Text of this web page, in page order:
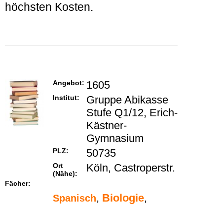
höchsten Kosten.
Angebot: 1605
Institut:
Gruppe Abikasse
Stufe Q1/12, Erich-
Kästner-
Gymnasium
PLZ: 50735
Ort
(Nähe):
Köln, Castroperstr.
Fächer:
Spanisch, Biologie,